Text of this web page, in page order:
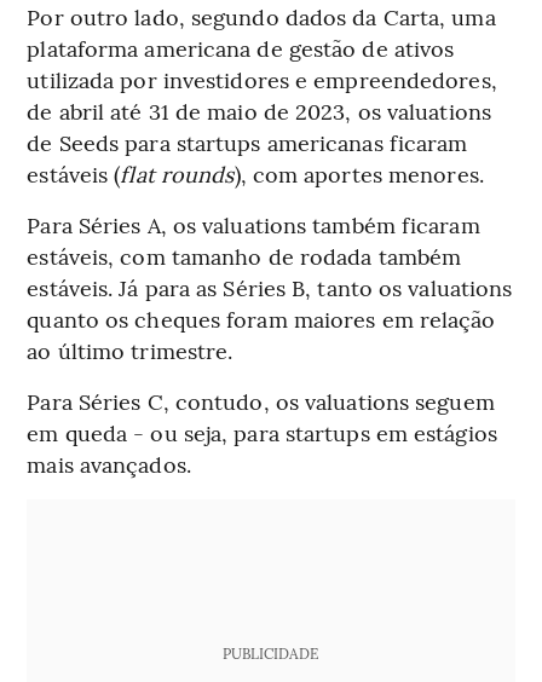
Por outro lado, segundo dados da Carta, uma
plataforma americana de gestão de ativos
utilizada por investidores e empreendedores,
de abril até 31 de maio de 2023, os valuations
de Seeds para startups americanas ficaram
estáveis (flat rounds), com aportes menores.
Para Séries A, os valuations também ficaram
estáveis, com tamanho de rodada também
estáveis. Já para as Séries B, tanto os valuations
quanto os cheques foram maiores em relação
ao último trimestre.
Para Séries C, contudo, os valuations seguem
em queda - ou seja, para startups em estágios
mais avançados.
PUBLICIDADE